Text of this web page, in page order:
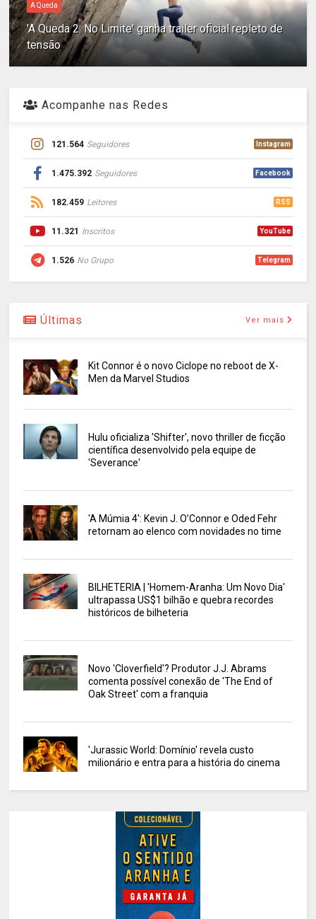
A Queda
'A Queda 2: No Limite' ganha trailer oficial repleto de
tensão
Acompanhe nas Redes
121.564 Seguidores Instagram
1.475.392 Seguidores Facebook
182.459 Leitores RSS
11.321 Inscritos YouTube
1.526 No Grupo Telegram
Últimas Ver mais
Kit Connor é o novo Ciclope no reboot de X-
Men da Marvel Studios
Hulu oficializa 'Shifter', novo thriller de ficção
científica desenvolvido pela equipe de
'Severance'
'A Múmia 4': Kevin J. O’Connor e Oded Fehr
retornam ao elenco com novidades no time
BILHETERIA | 'Homem-Aranha: Um Novo Dia'
ultrapassa US$1 bilhão e quebra recordes
históricos de bilheteria
Novo 'Cloverfield'? Produtor J.J. Abrams
comenta possível conexão de 'The End of
Oak Street' com a franquia
'Jurassic World: Domínio' revela custo
milionário e entra para a história do cinema